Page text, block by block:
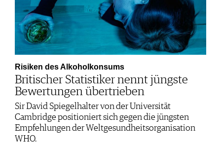
Risiken des Alkoholkonsums
Britischer Statistiker nennt jüngste
Bewertungen übertrieben
Sir David Spiegelhalter von der Universität
Cambridge positioniert sich gegen die jüngsten
Empfehlungen der Weltgesundheitsorganisation
WHO.